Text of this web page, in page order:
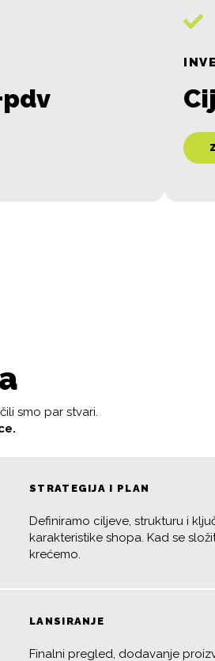
smo par stvari.
STRATEGIJA I PLAN
Definiramo ciljeve, strukturu i
karakteristike shopa. Kad se
krećemo.
LANSIRANJE
Finalni pregled, dodavanje